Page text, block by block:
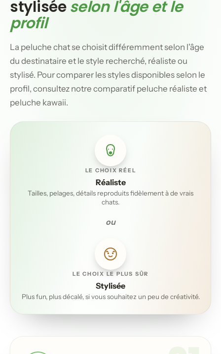
styliséeselon l'âge et le
profil
La peluche chat se choisit différemment selon l'âge
du destinataire et le style recherché, réaliste ou
stylisé. Pour comparer les styles disponibles selon le
profil, consultez notre comparatif peluche réaliste et
peluche kawaii.
LE CHOIX RÉEL
Réaliste
Tailles, pelages, détails reproduits fidèlement à de vrais
chats.
ou
LE CHOIX LE PLUS SÛR
Stylisée
Plus fun, plus décalé, si vous souhaitez un peu de créativité.